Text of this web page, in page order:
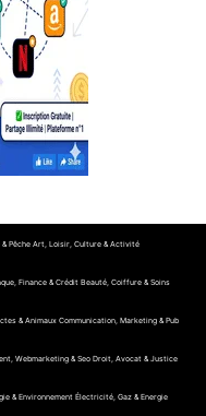
Pêche Art, Loisir, Culture & Activité
Finance & Crédit Beauté, Coiffure & Soins
& Animaux Communication, Marketing & Pub
Webmarketing & Seo Droit, Avocat & Justice
& Environnement Électricité, Gaz & Energie